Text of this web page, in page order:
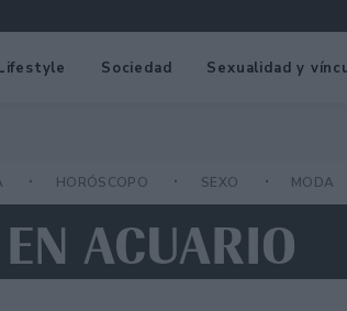
Sociedad Sexualidad y
HORÓSCOPO SEXO MODA
ACUARIO